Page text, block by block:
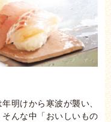
明けから寒波が襲い、
んな中「おいしいもの